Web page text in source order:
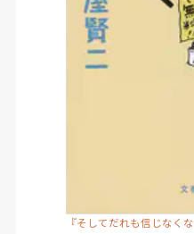
『そしてだれも信じなく